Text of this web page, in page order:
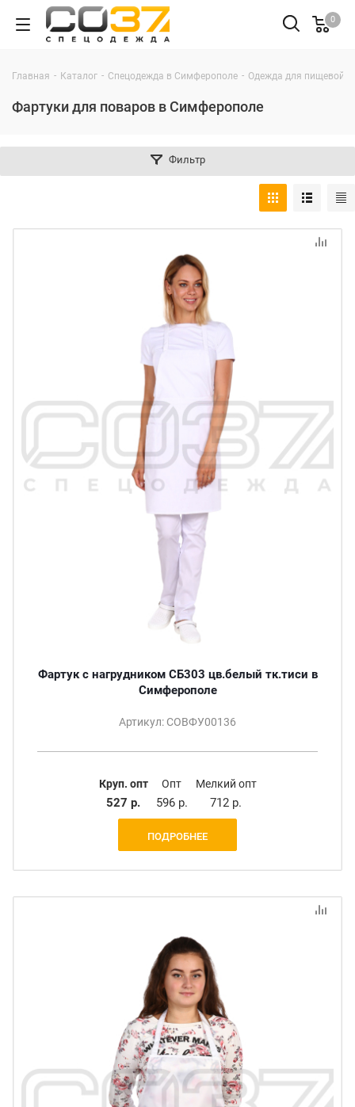
0
Главная - Каталог - Спецодежда в Симферополе - Одежда для пищевой
Фартуки для поваров в Симферополе
Фильтр
Фартук с нагрудником СБ303 цв.белый тк.тиси в
Симферополе
Артикул: СОВФУ00136
Круп. опт
527 р.
Опт
596 р.
Мелкий опт
712 р.
ПОДРОБНЕЕ